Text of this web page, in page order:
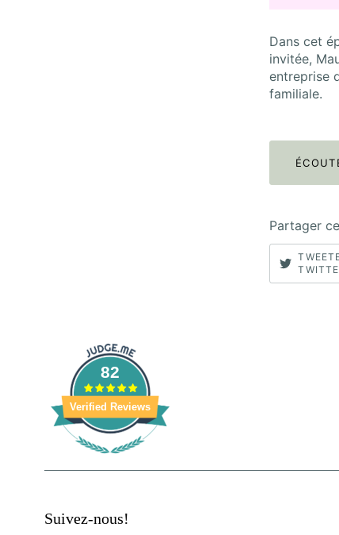
Dans cet
invitée,
entreprise
familiale.
Partager
82
Verified Reviews
Suivez-nous!